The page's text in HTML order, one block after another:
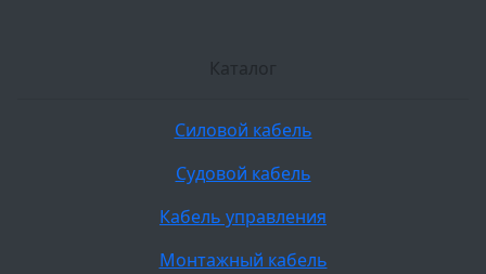
Каталог
Силовой кабель
Судовой кабель
Кабель управления
Монтажный кабель